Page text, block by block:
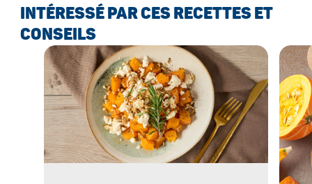
INTÉRESSÉ PAR CES RECETTES ET
CONSEILS